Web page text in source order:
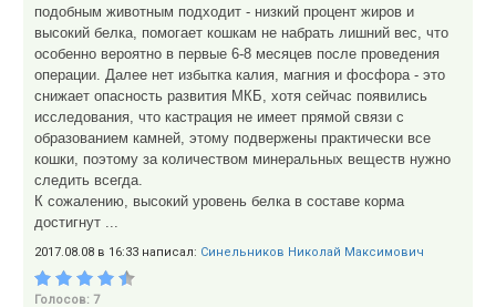
подобным животным подходит - низкий процент жиров и
высокий белка, помогает кошкам не набрать лишний вес, что
особенно вероятно в первые 6-8 месяцев после проведения
операции. Далее нет избытка калия, магния и фосфора - это
снижает опасность развития МКБ, хотя сейчас появились
исследования, что кастрация не имеет прямой связи с
образованием камней, этому подвержены практически все
кошки, поэтому за количеством минеральных веществ нужно
следить всегда.
К сожалению, высокий уровень белка в составе корма
достигнут ...
2017.08.08 в 16:33 написал: Синельников Николай Максимович
Голосов: 7